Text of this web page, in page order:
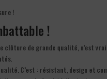
!
!
clôture de grande qualité, n’est
C’est : résistant, design et